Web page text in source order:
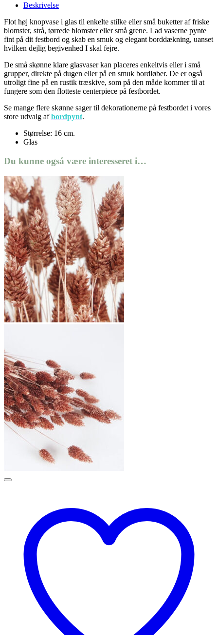
Beskrivelse
Flot høj knopvase i glas til enkelte stilke eller små buketter af friske
blomster, strå, tørrede blomster eller små grene. Lad vaserne pynte
fint på dit festbord og skab en smuk og elegant borddækning, uanset
hvilken dejlig begivenhed I skal fejre.
De små skønne klare glasvaser kan placeres enkeltvis eller i små
grupper, direkte på dugen eller på en smuk bordløber. De er også
utroligt fine på en rustik træskive, som på den måde kommer til at
fungere som den flotteste centerpiece på festbordet.
Se mange flere skønne sager til dekorationerne på festbordet i vores
store udvalg afbordpynt.
Størrelse: 16 cm.
Glas
Du kunne også være interesseret i…